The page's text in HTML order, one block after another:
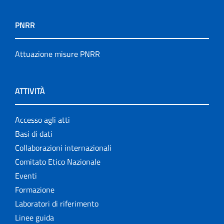
PNRR
Attuazione misure PNRR
ATTIVITÀ
Accesso agli atti
Basi di dati
Collaborazioni internazionali
Comitato Etico Nazionale
Eventi
Formazione
Laboratori di riferimento
Linee guida